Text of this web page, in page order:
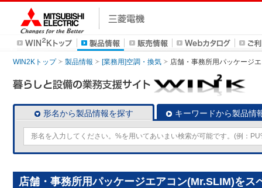
WIN2Kトップ 製品情報 [業務用]空調・換気 店舗・事務所用パッケージ
形名から製品情報を探す キーワードから製品情
店舗・事務所用パッケージエアコン(Mr.SLIM)をス